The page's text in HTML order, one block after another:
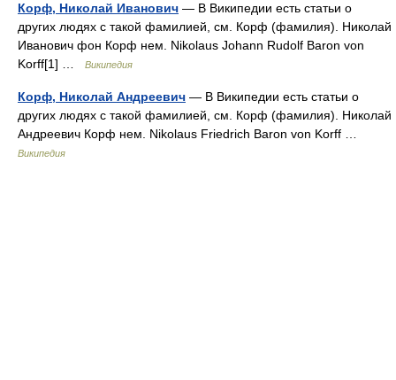
Корф, Николай Иванович — В Википедии есть статьи о
других людях с такой фамилией, см. Корф (фамилия). Николай
Иванович фон Корф нем. Nikolaus Johann Rudolf Baron von
Korff[1] …
Википедия
Корф, Николай Андреевич — В Википедии есть статьи о
других людях с такой фамилией, см. Корф (фамилия). Николай
Андреевич Корф нем. Nikolaus Friedrich Baron von Korff …
Википедия